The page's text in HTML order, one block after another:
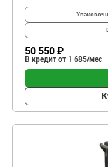
50 550 ₽
В кредит от 1 685/мес